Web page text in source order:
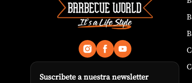
Suscribete a nuestra newsletter